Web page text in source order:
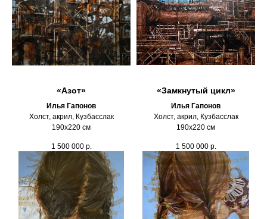
«Азот»
Илья Гапонов
Холст, акрил, Кузбасслак
190х220 см
1 500 000 р.
«Замкнутый цикл»
Илья Гапонов
Холст, акрил, Кузбасслак
190х220 см
1 500 000 р.